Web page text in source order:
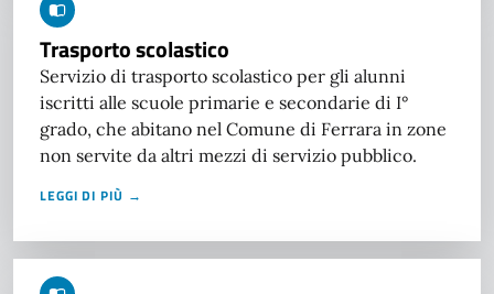
Trasporto scolastico
Servizio di trasporto scolastico per gli alunni
iscritti alle scuole primarie e secondarie di I°
grado, che abitano nel Comune di Ferrara in zone
non servite da altri mezzi di servizio pubblico.
LEGGI DI PIÙ →